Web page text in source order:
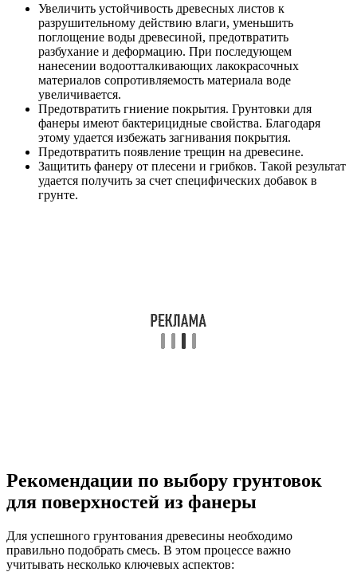
Увеличить устойчивость древесных листов к
разрушительному действию влаги, уменьшить
поглощение воды древесиной, предотвратить
разбухание и деформацию. При последующем
нанесении водоотталкивающих лакокрасочных
материалов сопротивляемость материала воде
увеличивается.
Предотвратить гниение покрытия. Грунтовки для
фанеры имеют бактерицидные свойства. Благодаря
этому удается избежать загнивания покрытия.
Предотвратить появление трещин на древесине.
Защитить фанеру от плесени и грибков. Такой результат
удается получить за счет специфических добавок в
грунте.
Рекомендации по выбору грунтовок
для поверхностей из фанеры
Для успешного грунтования древесины необходимо
правильно подобрать смесь. В этом процессе важно
учитывать несколько ключевых аспектов: